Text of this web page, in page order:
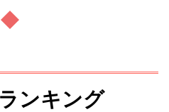
ンキング